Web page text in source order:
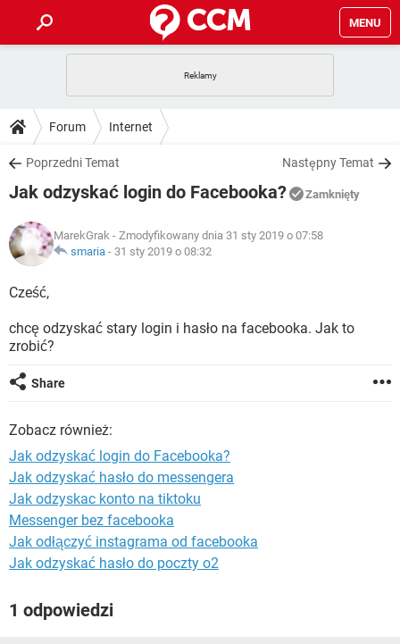
MENU
GRY
SPOTIFY
INSTAGRAM FACEBOOK
WINDOWS 10
PORADY
PlayStation
INSTAGRAM FACEBOOK
WINDOWS 10
DO POBRANIA
ANDROID TIKTOK
GRY
IOS
INSTAGRAM
COVID-19 TIKTOK
GRY
SPOTIFY
INSTAGRAM FACEBOOK
ARTYKUŁY
COVID-19
SPOTIFY
INSTAGRAM
Forum Internet
Poprzedni Temat Następny Temat
Jak odzyskać login do Facebooka? Zamknięty
MarekGrak - Zmodyfikowany dnia 31 sty 2019 o 07:58
smaria - 31 sty 2019 o 08:32
Cześć,
chcę odzyskać stary login i hasło na facebooka. Jak to
zrobić?
Share
Zobacz również:
Jak odzyskać login do Facebooka?
Jak odzyskać hasło do messengera
Jak odzyskac konto na tiktoku
Messenger bez facebooka
Jak odłączyć instagrama od facebooka
Jak odzyskać hasło do poczty o2
1 odpowiedzi